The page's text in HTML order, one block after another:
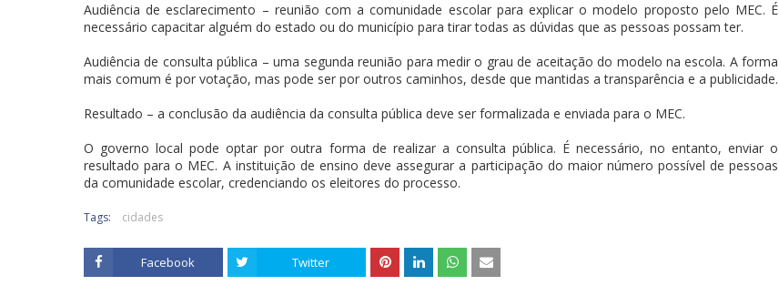
Audiência de esclarecimento – reunião com a comunidade escolar para explicar o modelo proposto pelo MEC. É
necessário capacitar alguém do estado ou do município para tirar todas as dúvidas que as pessoas possam ter.
Audiência de consulta pública – uma segunda reunião para medir o grau de aceitação do modelo na escola. A forma
mais comum é por votação, mas pode ser por outros caminhos, desde que mantidas a transparência e a publicidade.
Resultado – a conclusão da audiência da consulta pública deve ser formalizada e enviada para o MEC.
O governo local pode optar por outra forma de realizar a consulta pública. É necessário, no entanto, enviar o
resultado para o MEC. A instituição de ensino deve assegurar a participação do maior número possível de pessoas
da comunidade escolar, credenciando os eleitores do processo.
Tags: cidades
Facebook Twitter